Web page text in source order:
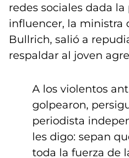
redes sociales dada
influencer, la ministra
Bullrich, salió a
respaldar al joven
A los violentos
golpearon,
periodista
les digo: sepan
toda la fuerza de